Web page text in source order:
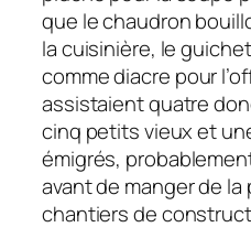
que le chaudron
la cuisinière, le
comme diacre pour
assistaient quatre
cinq petits vieux et
émigrés,
avant de manger de
chantiers de